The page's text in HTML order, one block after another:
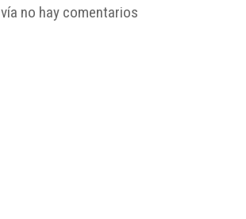
no hay comentarios